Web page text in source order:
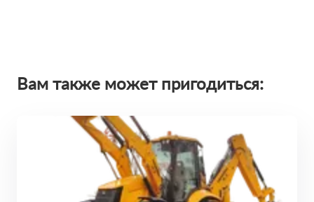
Вам также может пригодиться: